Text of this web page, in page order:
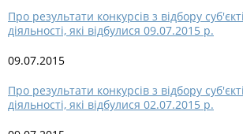
Про результати конкурсів з відбору
діяльності, які відбулися 09.07.2015 р.
09.07.2015
Про результати конкурсів з відбору
діяльності, які відбулися 02.07.2015 р.